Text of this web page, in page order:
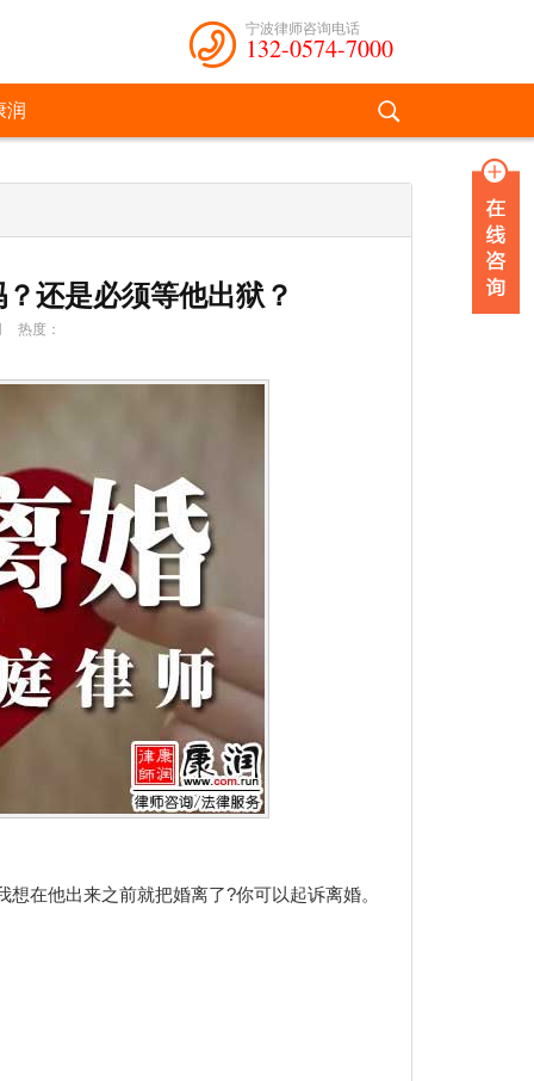
宁波律师咨询电话
132-0574-7000
润
还是必须等他出狱？
热度：
在他出来之前就把婚离了?你可以起诉离婚。